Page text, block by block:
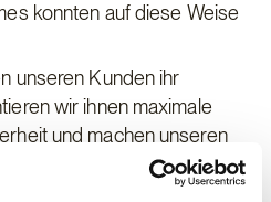
konnten auf diese Weise
unseren Kunden ihr
wir ihnen maximale
und machen unseren
und das Leben während